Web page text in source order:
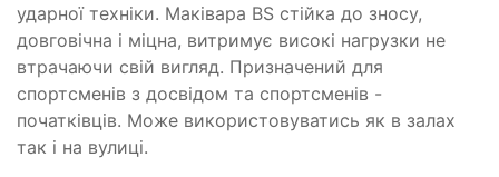
ударної техніки. Маківара BS стійка до зносу,
довговічна і міцна, витримує високі нагрузки не
втрачаючи свій вигляд. Призначений для
спортсменів з досвідом та спортсменів -
початківців. Може використовуватись як в залах
так і на вулиці.